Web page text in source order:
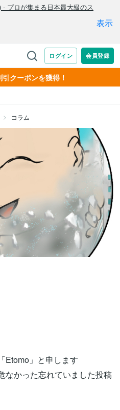
クーポンを獲得！
コラム
Etomo」と申します
なかった忘れていました投稿